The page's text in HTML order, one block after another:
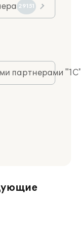
29151
партнерами